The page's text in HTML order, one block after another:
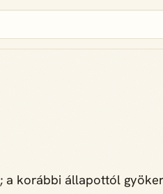
a korábbi állapottól